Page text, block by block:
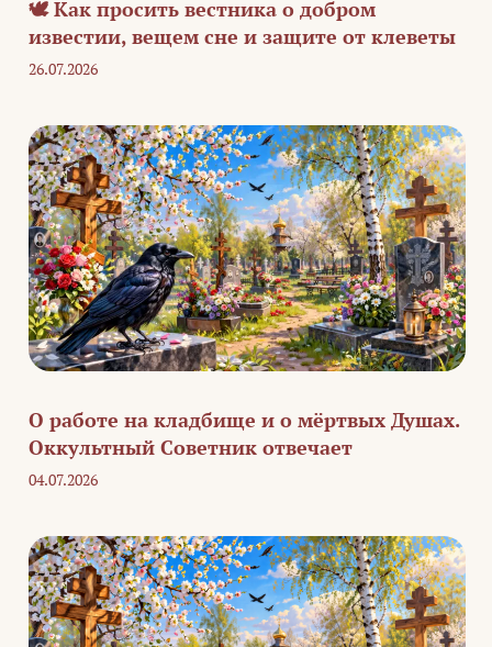
🕊️ Как просить вестника о добром
известии, вещем сне и защите от клеветы
26.07.2026
О работе на кладбище и о мёртвых Душах.
Оккультный Советник отвечает
04.07.2026